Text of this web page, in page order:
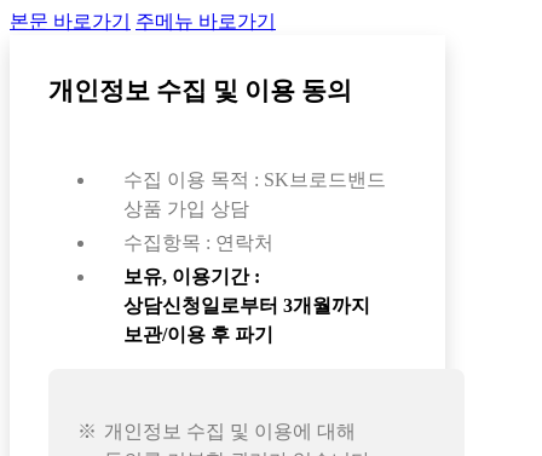
본문 바로가기 주메뉴 바로가기
개인정보 수집 및 이용 동의
수집 이용 목적 : SK브로드밴드
상품 가입 상담
수집항목 : 연락처
보유, 이용기간 :
상담신청일로부터 3개월까지
보관/이용 후 파기
개인정보 수집 및 이용에 대해